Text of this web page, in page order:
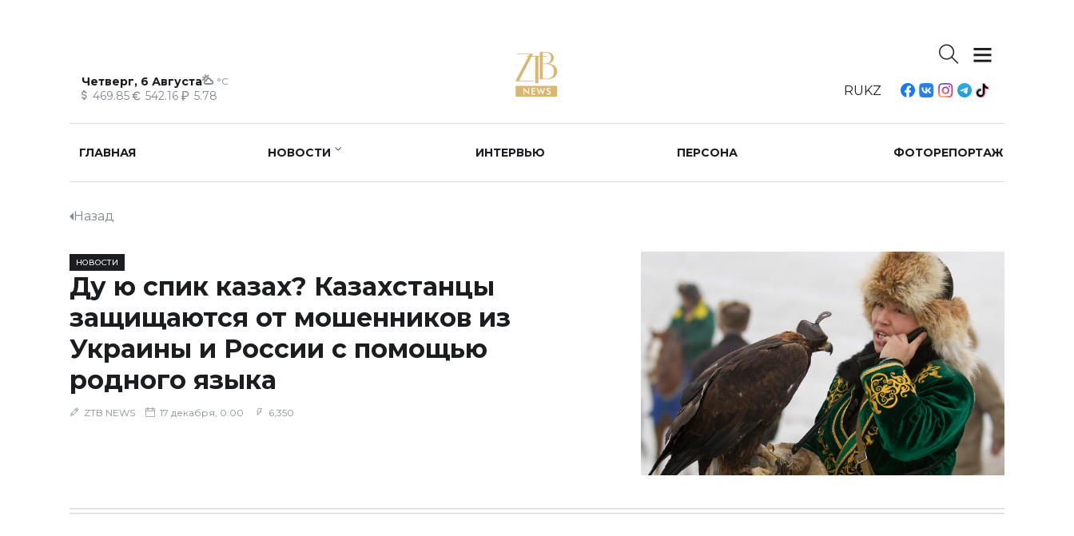
Четверг, 6 Августа °C
469.85 542.16 5.78 RUKZ
ГЛАВНАЯ НОВОСТИ ИНТЕРВЬЮ ПЕРСОНА ФОТОРЕПОРТАЖ
Назад
НОВОСТИ
Ду ю спик казах? Казахстанцы
защищаются от мошенников из
Украины и России с помощью
родного языка
ZTB NEWS 17 декабря, 0:00 6,350